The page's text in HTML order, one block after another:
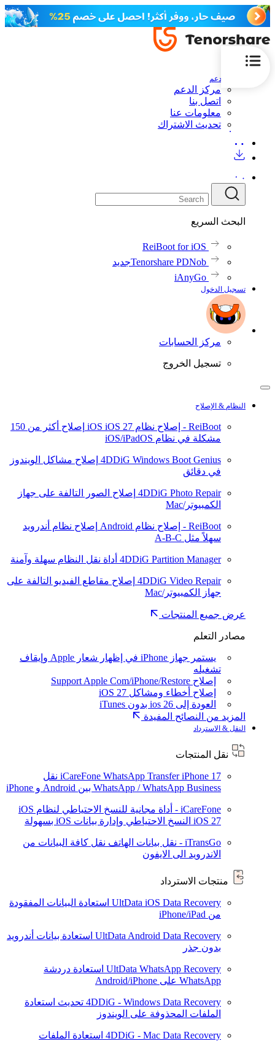
الدعم
مركز الدعم
اتصل بنا
معلومات عنا
تحديث الاشتراك
البحث السريع
ReiBoot for iOS
Tenorshare PDNobجديد
iAnyGo
تسجيل الدخول
مركز الحسابات
تسجيل الخروج
النظام & الإصلاح
ReiBoot - إصلاح نظام iOS iOS 27
إصلاح أكثر من 150
مشكلة في نظام iOS/iPadOS
4DDiG Windows Boot Genius إصلاح مشاكل الويندوز
في دقائق
4DDiG Photo Repair إصلاح الصور التالفة على جهاز
الكمبيوتر/Mac
ReiBoot - إصلاح نظام Android
إصلاح نظام أندرويد
سهلاً مثل A-B-C
4DDiG Partition Manager أداة نقل النظام سهلة وآمنة
4DDiG Video Repair إصلاح مقاطع الفيديو التالفة على
جهاز الكمبيوتر/Mac
عرض جميع المنتجات
مصادر التعلم
يستمر جهاز iPhone في إظهار شعار Apple وإيقاف
تشغيله
إصلاح Support Apple Com/iPhone/Restore
إصلاح أخطاء ومشاكل iOS 27
العودة إلى ios 26 بدون iTunes
المزيد من النصائح المفيدة
النقل & الاسترداد
نقل المنتجات
iCareFone WhatsApp TransferiPhone 17
نقل
WhatsApp / WhatsApp Business بين Android و iPhone
iCareFone - أداة مجانية للنسخ الاحتياطي لنظام iOS
iOS 27 النسخ الاحتياطي وإدارة بيانات iOS بسهولة
iTransGo - نقل بيانات الهاتف
نقل كافة البيانات من
الاندرويد الى الايفون
منتجات الاسترداد
UltData iOS Data Recovery استعادة البيانات المفقودة
من iPhone/iPad
UltData Android Data Recovery استعادة بيانات أندرويد
بدون جذر
UltData WhatsApp Recovery استعادة دردشة
WhatsApp على Android/iPhone
4DDiG - Windows Data Recovery تحديث استعادة
الملفات المحذوفة على الويندوز
4DDiG - Mac Data Recovery استعادة الملفات